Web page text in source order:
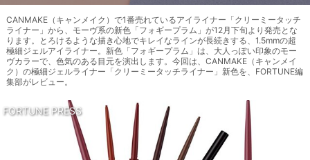
CANMAKE（キャンメイク）で1番売れているアイライナー「クリーミータッチ
ライナー」から、モーヴ系の新色「フォギープラム」が12月下旬より発売とな
ります。とろけるような描き心地でキレイなラインが長続きする、1.5mmの超
極細ジェルアイライナー。新色「フォギープラム」は、大人っぽい印象のモー
ヴカラーで、色気のある目元を演出します。今回は、CANMAKE（キャンメイ
ク）の極細ジェルライナー「クリーミータッチライナー」新色を、FORTUNE編
集部がレビュー。
FORTUNE PRESS